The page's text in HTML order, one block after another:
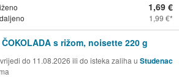
1,69 €
1,99 €
s rižom, noisette 220 g
do 11.08.2026 ili do isteka zaliha u Studenac